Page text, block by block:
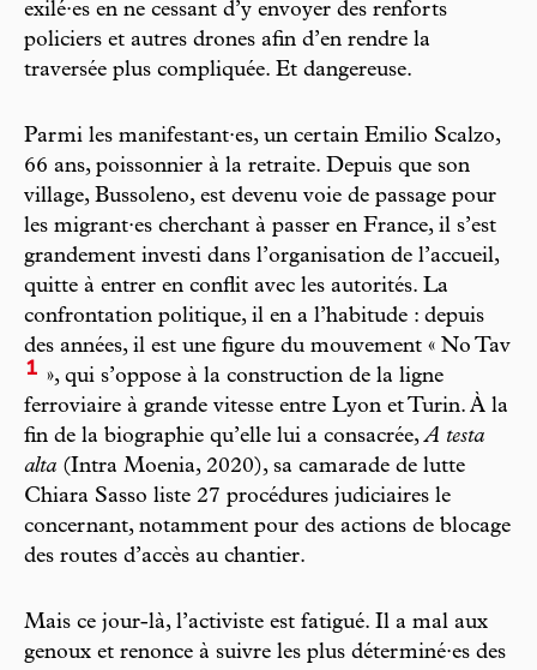
exilé·es en ne cessant d’y envoyer des renforts
policiers et autres drones afin d’en rendre la
traversée plus compliquée. Et dangereuse.
Parmi les manifestant·es, un certain Emilio Scalzo,
66 ans, poissonnier à la retraite. Depuis que son
village, Bussoleno, est devenu voie de passage pour
les migrant·es cherchant à passer en France, il s’est
grandement investi dans l’organisation de l’accueil,
quitte à entrer en conflit avec les autorités. La
confrontation politique, il en a l’habitude : depuis
des années, il est une figure du mouvement « No Tav
1 », qui s’oppose à la construction de la ligne
ferroviaire à grande vitesse entre Lyon et Turin. À la
fin de la biographie qu’elle lui a consacrée,A testa
alta (Intra Moenia, 2020), sa camarade de lutte
Chiara Sasso liste 27 procédures judiciaires le
concernant, notamment pour des actions de blocage
des routes d’accès au chantier.
Mais ce jour-là, l’activiste est fatigué. Il a mal aux
genoux et renonce à suivre les plus déterminé·es des